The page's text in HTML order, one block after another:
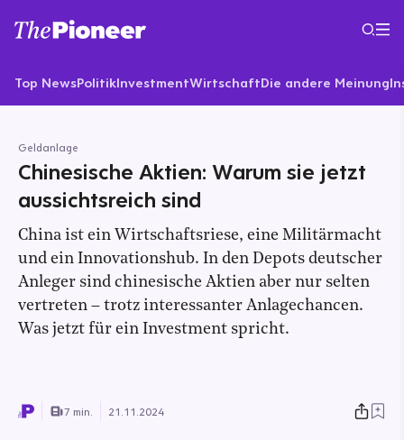
Top NewsPolitikInvestmentWirtschaftDie andere Meinung
Geldanlage
Chinesische Aktien: Warum sie jetzt
aussichtsreich sind
China ist ein Wirtschaftsriese, eine Militärmacht
und ein Innovationshub. In den Depots deutscher
Anleger sind chinesische Aktien aber nur selten
vertreten – trotz interessanter Anlagechancen.
Was jetzt für ein Investment spricht.
7 min. 21.11.2024